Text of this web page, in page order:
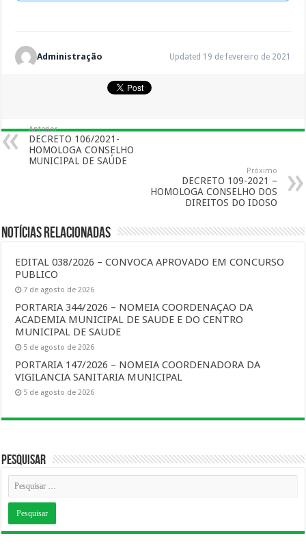
Administração Updated 19 de fevereiro de 2021
Anterior
DECRETO 106/2021-
HOMOLOGA CONSELHO
MUNICIPAL DE SAÚDE
Próximo
DECRETO 109-2021 –
HOMOLOGA CONSELHO DOS
DIREITOS DO IDOSO
Notícias Relacionadas
EDITAL 038/2026 – CONVOCA APROVADO EM CONCURSO
PUBLICO
7 de agosto de 2026
PORTARIA 344/2026 – NOMEIA COORDENAÇAO DA
ACADEMIA MUNICIPAL DE SAUDE E DO CENTRO
MUNICIPAL DE SAUDE
5 de agosto de 2026
PORTARIA 147/2026 – NOMEIA COORDENADORA DA
VIGILANCIA SANITARIA MUNICIPAL
5 de agosto de 2026
Pesquisar